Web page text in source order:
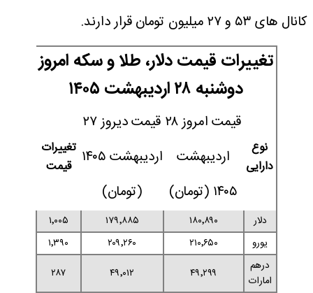
کانال های ‎۵۳ و ‎۲۷ میلیون تومان قرار دارند.
تغییرات قیمت دلار، طلا و سکه امروز
دوشنبه ۲۸ اردیبهشت ۱۴۰۵
نوع
دارایی
قیمت امروز ۲۸
اردیبهشت
۱۴۰۵ (تومان)
قیمت دیروز ۲۷
اردیبهشت ۱۴۰۵
(تومان)
تغییرات
قیمت
دلار ۱۸۰٬۸۹۰ ۱۷۹٬۸۸۵
۱٬۰۰۵
یورو
۲۱۰٬۶۵۰ ۲۰۹٬۲۶۰
۱٬۳۹۰
درهم
امارات
۴۹٬۲۹۹ ۴۹٬۰۱۲
۲۸۷